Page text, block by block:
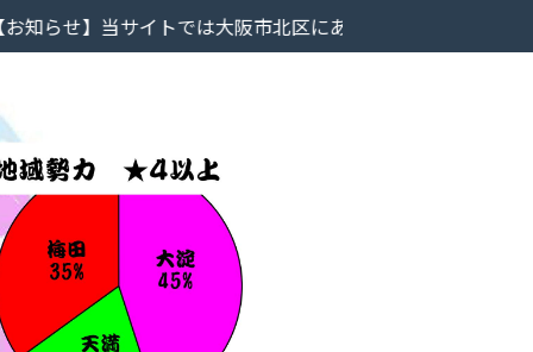
イトでは大阪市北区にあるラーメン屋のレビューを掲載し